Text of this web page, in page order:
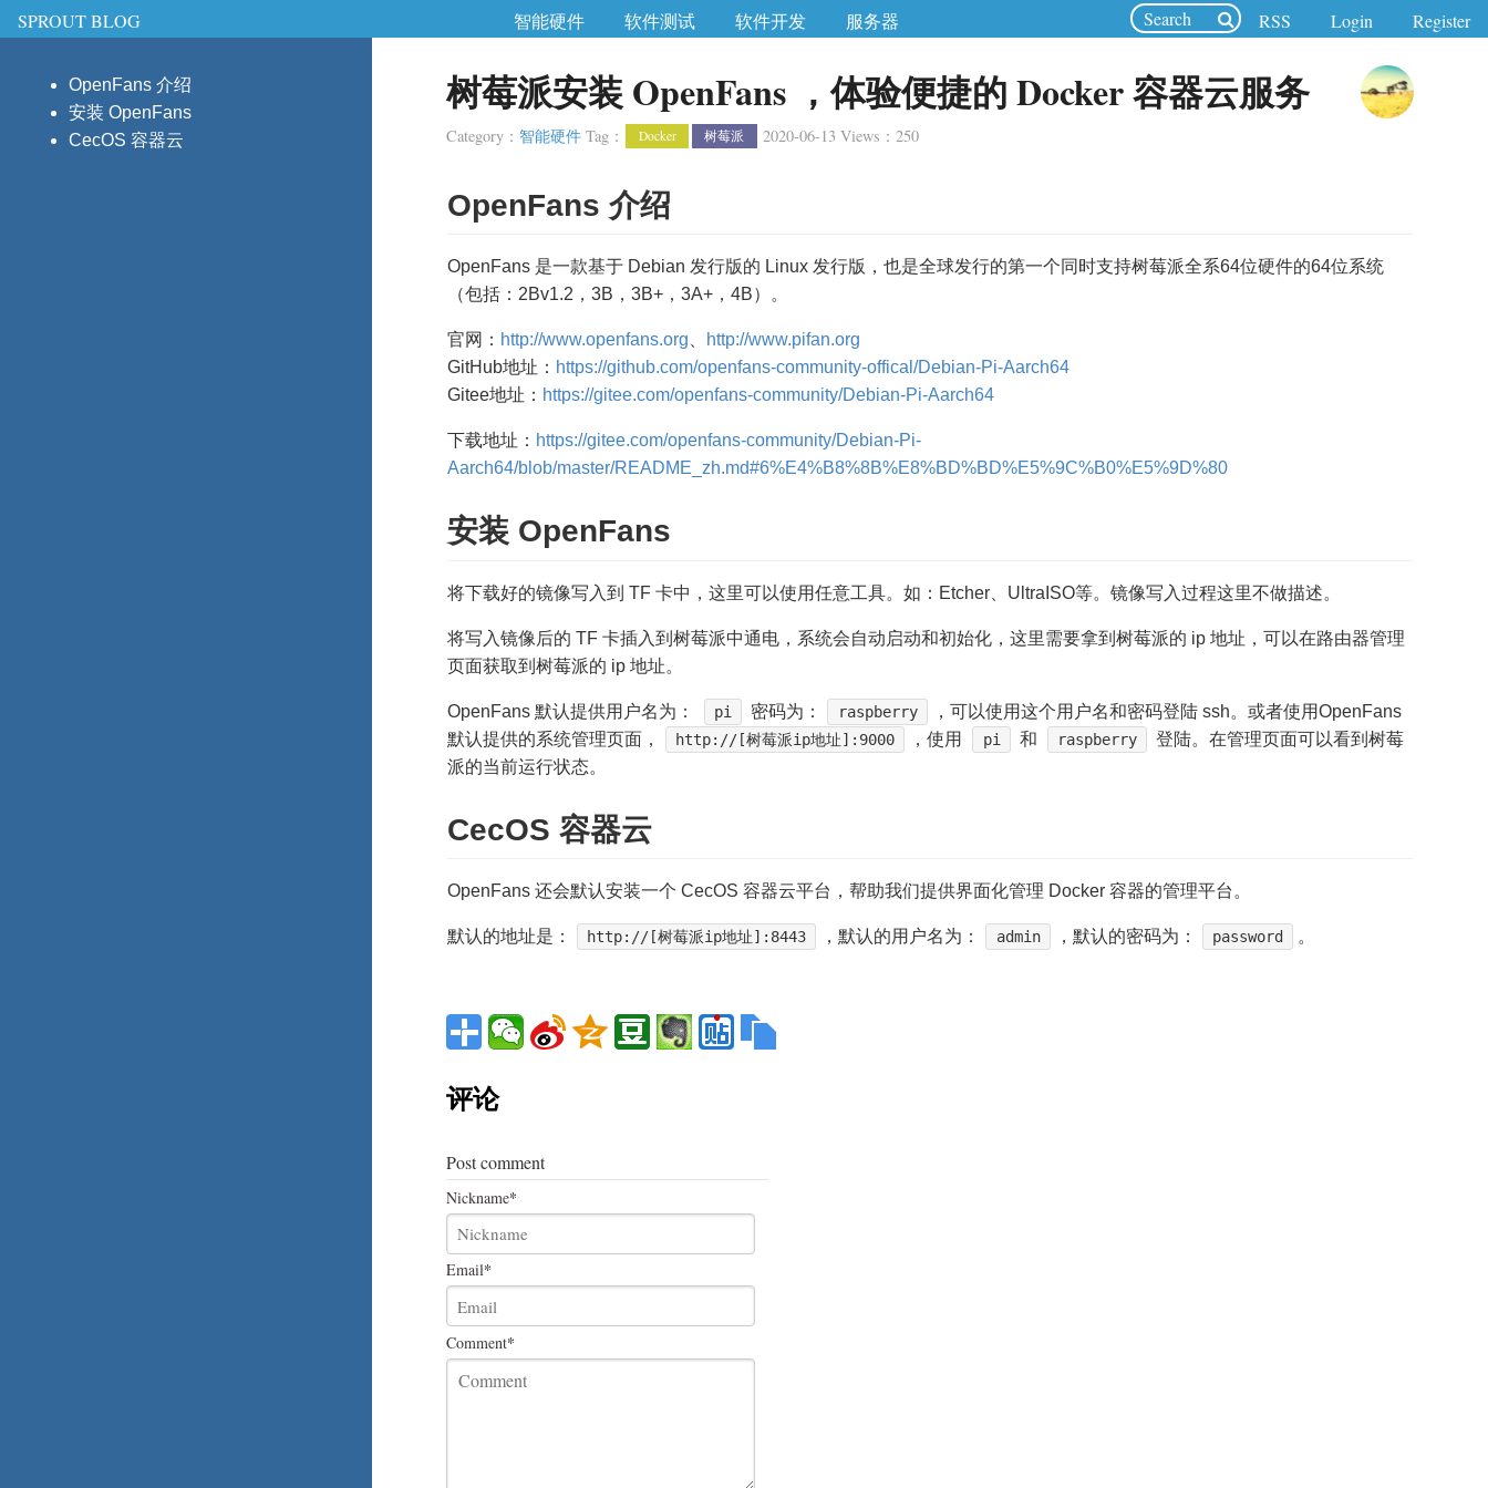
SPROUT BLOG 智能硬件 软件测试 软件开发 服务器 RSS Login Register
OpenFans 介绍
安装 OpenFans
CecOS 容器云
树莓派安装 OpenFans ，体验便捷的 Docker 容器云服务
Category ： 智能硬件 Tag ： Docker 树莓派 2020-06-13 Views ： 250
OpenFans 介绍
OpenFans 是一款基于 Debian 发行版的 Linux 发行版，也是全球发行的第一个同时支持树莓派全系64位硬件的64位系统
（包括：2Bv1.2，3B，3B+，3A+，4B）。
官网： http://www.openfans.org
http://www.pifan.org
GitHub地址： https://github.com/openfans-community-offical/Debian-Pi-Aarch64
Gitee地址： https://gitee.com/openfans-community/Debian-Pi-Aarch64
下载地址： https://gitee.com/openfans-community/Debian-Pi-
Aarch64/blob/master/README_zh.md#6%E4%B8%8B%E8%BD%BD%E5%9C%B0%E5%9D%80
安装 OpenFans
将下载好的镜像写入到 TF 卡中，这里可以使用任意工具。如：Etcher、UltraISO等。镜像写入过程这里不做描述。
将写入镜像后的 TF 卡插入到树莓派中通电，系统会自动启动和初始化，这里需要拿到树莓派的 ip 地址，可以在路由器管理
页面获取到树莓派的 ip 地址。
OpenFans 默认提供用户名为： pi 密码为： raspberry
，可以使用这个用户名和密码登陆 ssh。或者使用OpenFans
默认提供的系统管理页面，
http://[树莓派ip地址]:9000 ，使用 pi 和 raspberry
登陆。在管理页面可以看到树莓
派的当前运行状态。
CecOS 容器云
OpenFans 还会默认安装一个 CecOS 容器云平台，帮助我们提供界面化管理 Docker 容器的管理平台。
默认的地址是： http://[树莓派ip地址]:8443 ，默认的用户名为： admin ，默认的密码为： password 。
评论
Post comment
Nickname*
Email*
Comment*